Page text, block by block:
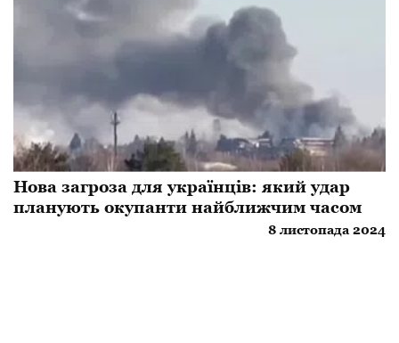
Нова загроза для українців: який удар
планують окупанти найближчим часом
8 листопада 2024